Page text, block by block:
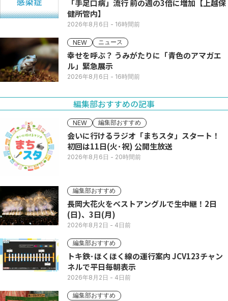
「手足口病」流行 前の週の3倍に増加【上越保
健所管内】
2026年8月6日 - 16時間前
NEW ニュース
幸せを呼ぶ？ うみがたりに「青色のアマガエ
ル」緊急展示
2026年8月6日 - 16時間前
編集部おすすめの記事
NEW 編集部おすすめ
会いに行けるラジオ「まちスタ」スタート！
初回は11日(火･祝) 公開生放送
2026年8月6日 - 20時間前
編集部おすすめ
長岡大花火をベストアングルで生中継！2日
(日)、3日(月)
2026年8月2日 - 4日前
編集部おすすめ
トキ鉄･ほくほく線の運行案内 JCV123チャン
ネルで平日毎朝表示
2026年8月2日 - 4日前
編集部おすすめ